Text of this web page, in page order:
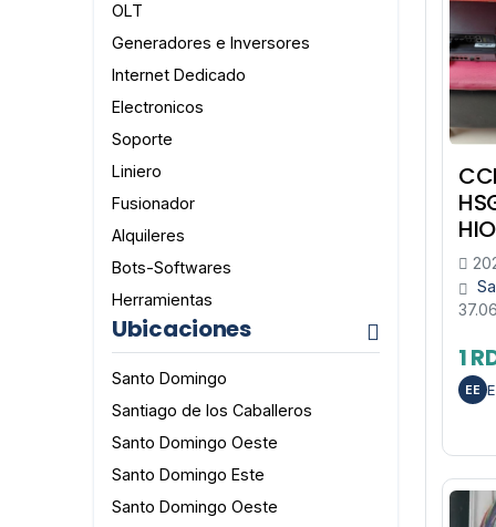
OLT
Generadores e Inversores
Internet Dedicado
Electronicos
Soporte
Liniero
Fusionador
Alquileres
Bots-Softwares
Herramientas
Ubicaciones
Santo Domingo
Santiago de los Caballeros
Santo Domingo Oeste
Santo Domingo Este
Santo Domingo Oeste
1
EE